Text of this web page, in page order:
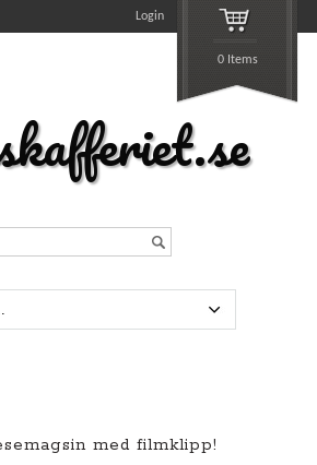
Login
0 Items
med filmklipp!